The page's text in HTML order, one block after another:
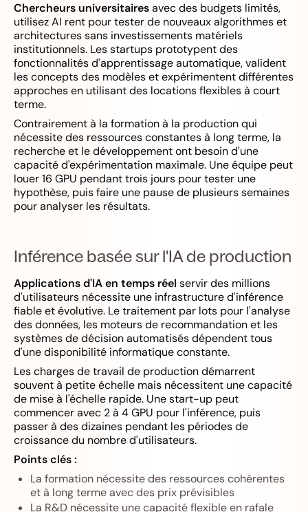
Chercheurs universitairesavec des budgets limités,
utilisez AI rent pour tester de nouveaux algorithmes et
architectures sans investissements matériels
institutionnels. Les startups prototypent des
fonctionnalités d'apprentissage automatique, valident
les concepts des modèles et expérimentent différentes
approches en utilisant des locations flexibles à court
terme.
Contrairement à la formation à la production qui
nécessite des ressources constantes à long terme, la
recherche et le développement ont besoin d'une
capacité d'expérimentation maximale. Une équipe peut
louer 16 GPU pendant trois jours pour tester une
hypothèse, puis faire une pause de plusieurs semaines
pour analyser les résultats.
Inférence basée sur l'IA de production
Applications d'IA en temps réel servir des millions
d'utilisateurs nécessite une infrastructure d'inférence
fiable et évolutive. Le traitement par lots pour l'analyse
des données, les moteurs de recommandation et les
systèmes de décision automatisés dépendent tous
d'une disponibilité informatique constante.
Les charges de travail de production démarrent
souvent à petite échelle mais nécessitent une capacité
de mise à l'échelle rapide. Une start-up peut
commencer avec 2 à 4 GPU pour l'inférence, puis
passer à des dizaines pendant les périodes de
croissance du nombre d'utilisateurs.
Points clés :
La formation nécessite des ressources cohérentes
et à long terme avec des prix prévisibles
La R&D nécessite une capacité flexible en rafale